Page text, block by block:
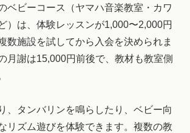
ベビーコース（ヤマハ音楽教室・カワ
）は、体験レッスンが1,000〜2,000円
数施設を試してから入会を決められま
月謝は15,000円前後で、教材も教室側
、タンバリンを鳴らしたり、ベビー向
リズム遊びを体験できます。複数の教